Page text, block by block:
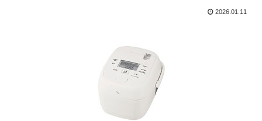
2026.01.11